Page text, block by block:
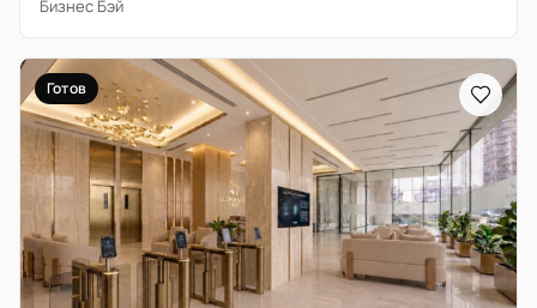
Бизнес Бэй
Готов